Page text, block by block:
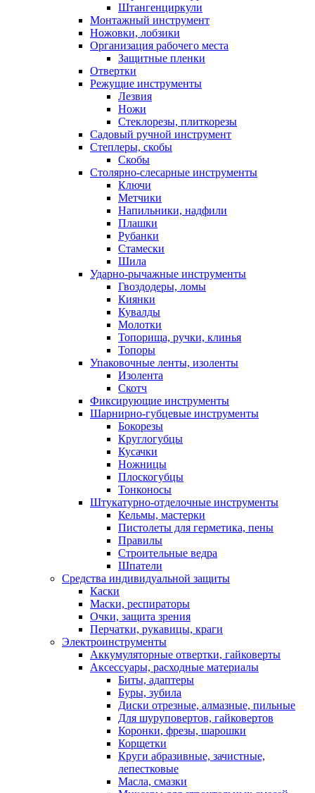
Штангенциркули
Монтажный инструмент
Ножовки, лобзики
Организация рабочего места
Защитные пленки
Отвертки
Режущие инструменты
Лезвия
Ножи
Стеклорезы, плиткорезы
Садовый ручной инструмент
Степлеры, скобы
Скобы
Столярно-слесарные инструменты
Ключи
Метчики
Напильники, надфили
Плашки
Рубанки
Стамески
Шила
Ударно-рычажные инструменты
Гвоздодеры, ломы
Киянки
Кувалды
Молотки
Топорища, ручки, клинья
Топоры
Упаковочные ленты, изоленты
Изолента
Скотч
Фиксирующие инструменты
Шарнирно-губцевые инструменты
Бокорезы
Круглогубцы
Кусачки
Ножницы
Плоскогубцы
Тонконосы
Штукатурно-отделочные инструменты
Кельмы, мастерки
Пистолеты для герметика, пены
Правилы
Строительные ведра
Шпатели
Средства индивидуальной защиты
Каски
Маски, респираторы
Очки, защита зрения
Перчатки, рукавицы, краги
Электроинструменты
Аккумуляторные отвертки, гайковерты
Аксессуары, расходные материалы
Биты, адаптеры
Буры, зубила
Диски отрезные, алмазные, пильные
Для шуруповертов, гайковертов
Коронки, фрезы, шарошки
Корщетки
Круги абразивные, зачистные,
лепестковые
Масла, смазки